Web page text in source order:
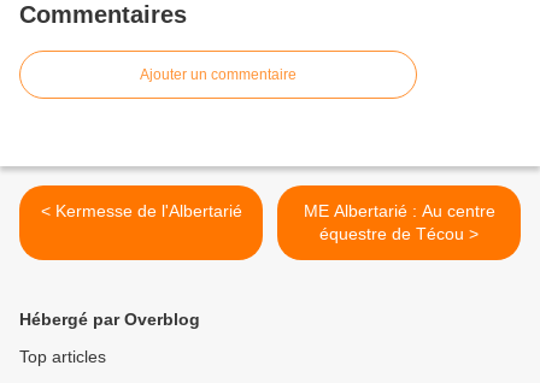
Commentaires
Ajouter un commentaire
< Kermesse de l'Albertarié
ME Albertarié : Au centre
équestre de Técou >
Hébergé par Overblog
Top articles